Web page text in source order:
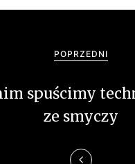
POPRZEDNI
spuścimy
ze smyczy